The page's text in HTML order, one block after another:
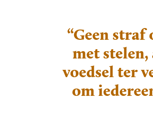
“Geen straf
met
voedsel ter
om